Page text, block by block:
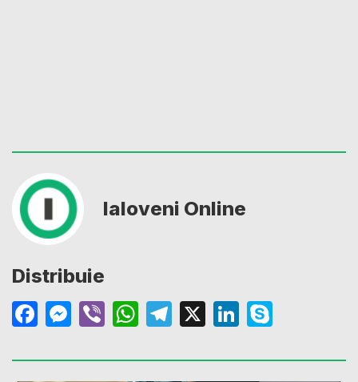
Ialoveni Online
Distribuie
Facebook
Messenger
ViberWhatsApp
Telegram
X LinkedIn